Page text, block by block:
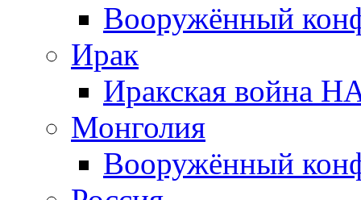
Вооружённый
Ирак
Иракская война
Монголия
Вооружённый